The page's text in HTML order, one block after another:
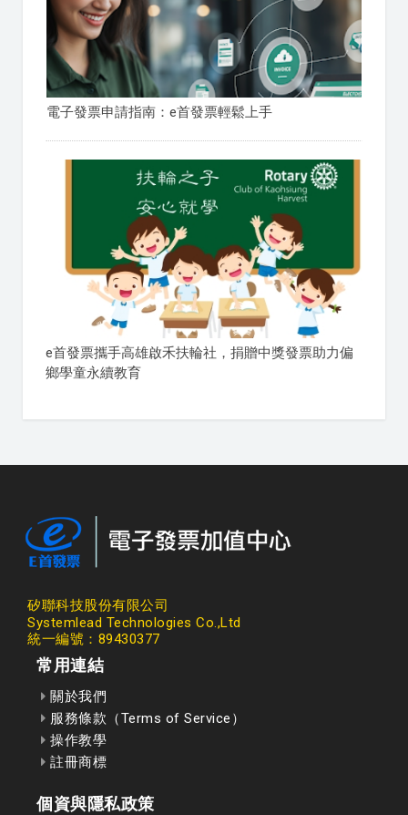
電子發票申請指南：e首發票輕鬆上手
e首發票攜手高雄啟禾扶輪社，捐贈中獎發票助力偏
鄉學童永續教育
矽聯科技股份有限公司
Systemlead Technologies Co.,Ltd
統一編號：89430377
常用連結
關於我們
服務條款（Terms of Service）
操作教學
註冊商標
個資與隱私政策